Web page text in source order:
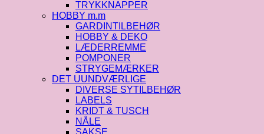
TRYKKNAPPER
HOBBY m.m
GARDINTILBEHØR
HOBBY & DEKO
LÆDERREMME
POMPONER
STRYGEMÆRKER
DET UUNDVÆRLIGE
DIVERSE SYTILBEHØR
LABELS
KRIDT & TUSCH
NÅLE
SAKSE